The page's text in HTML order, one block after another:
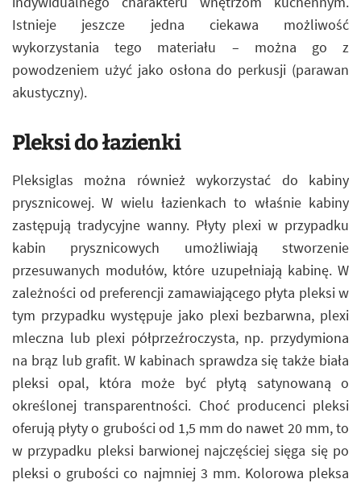
Istnieje jeszcze jedna ciekawa możliwość
wykorzystania tego materiału – można go z
powodzeniem użyć jako osłona do perkusji (parawan
akustyczny).
Pleksi do łazienki
Pleksiglas można również wykorzystać do kabiny
prysznicowej. W wielu łazienkach to właśnie kabiny
zastępują tradycyjne wanny. Płyty plexi w przypadku
kabin prysznicowych umożliwiają stworzenie
przesuwanych modułów, które uzupełniają kabinę. W
zależności od preferencji zamawiającego płyta pleksi w
tym przypadku występuje jako plexi bezbarwna, plexi
mleczna lub plexi półprzeźroczysta, np. przydymiona
na brąz lub grafit. W kabinach sprawdza się także biała
pleksi opal, która może być płytą satynowaną o
określonej transparentności. Choć producenci pleksi
oferują płyty o grubości od 1,5 mm do nawet 20 mm, to
w przypadku pleksi barwionej najczęściej sięga się po
pleksi o grubości co najmniej 3 mm. Kolorowa pleksa